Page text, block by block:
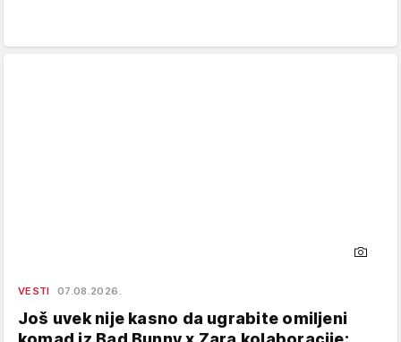
VESTI 07.08.2026.
Još uvek nije kasno da ugrabite omiljeni